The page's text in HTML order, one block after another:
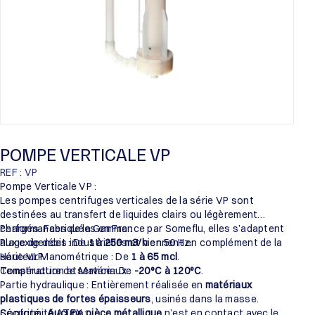
POMPE VERTICALE VP
REF : VP
Pompe Verticale VP :
Les pompes centrifuges verticales de la série VP sont
destinées au transfert de liquides clairs ou légèrement
chargés. Fabriquées en France par Someflu, elles s’adaptent
aux exigences industrielles et viennent en complément de la
série VLP.
Performances de la Gamme :
Plage de débit : De1 à 250 m3/hen 50 Hz.
Hauteur Manométrique : De 1 à 65 mcl.
Température de service : De -20°C à 120°C.
Construction et Matériaux :
Partie hydraulique : Entièrement réalisée en matériaux
plastiques de fortes épaisseurs, usinés dans la masse.